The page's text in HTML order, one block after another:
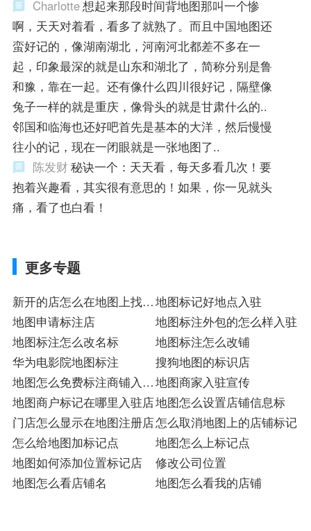
Charlotte想起来那段时间背地图那叫一个惨
啊，天天对着看，看多了就熟了。而且中国地图还
蛮好记的，像湖南湖北，河南河北都差不多在一
起，印象最深的就是山东和湖北了，简称分别是鲁
和豫，靠在一起。还有像什么四川很好记，隔壁像
兔子一样的就是重庆，像骨头的就是甘肃什么的..
邻国和临海也还好吧首先是基本的大洋，然后慢慢
往小的记，现在一闭眼就是一张地图了..
陈发财 秘诀一个：天天看，每天多看几次！要
抱着兴趣看，其实很有意思的！如果，你一见就头
痛，看了也白看！
更多专题
新开的店怎么在地图上找到
店
地图标记好地点入驻
地图申请标注店
地图标注外包的怎么样入驻
地图标注怎么改名标
地图标注怎么改铺
华为电影院地图标注
搜狗地图的标识店
地图怎么免费标注商铺入驻
店
地图商家入驻宣传
地图商户标记在哪里入驻店地图怎么设置店铺信息标
门店怎么显示在地图注册店怎么取消地图上的店铺标记
怎么给地图加标记点
地图怎么上标记点
地图如何添加位置标记店
修改公司位置
地图怎么看店铺名
地图怎么看我的店铺